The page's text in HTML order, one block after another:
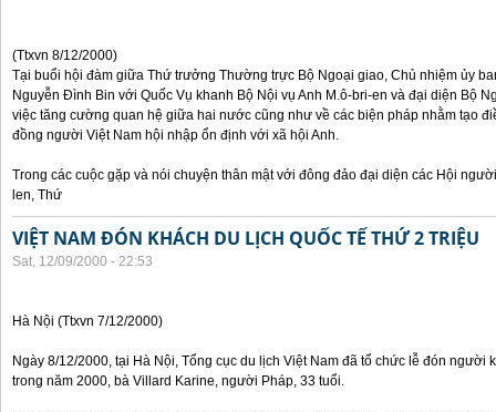
(Ttxvn 8/12/2000)
Tại buổi hội đàm giữa Thứ trưởng Thường trực Bộ Ngoại giao, Chủ nhiệm ủy
Nguyễn Đình Bin với Quốc Vụ khanh Bộ Nội vụ Anh M.ô-bri-en và đại diện Bộ
việc tăng cường quan hệ giữa hai nước cũng như về các biện pháp nhằm tạo
đồng người Việt Nam hội nhập ổn định với xã hội Anh.
Trong các cuộc gặp và nói chuyện thân mật với đông đảo đại diện các Hội
len, Thứ
VIỆT NAM ĐÓN KHÁCH DU LỊCH QUỐC TẾ THỨ 2 TRIỆU
Sat, 12/09/2000 - 22:53
Hà Nội (Ttxvn 7/12/2000)
Ngày 8/12/2000, tại Hà Nội, Tổng cục du lịch Việt Nam đã tổ chức lễ đón người
trong năm 2000, bà Villard Karine, người Pháp, 33 tuổi.